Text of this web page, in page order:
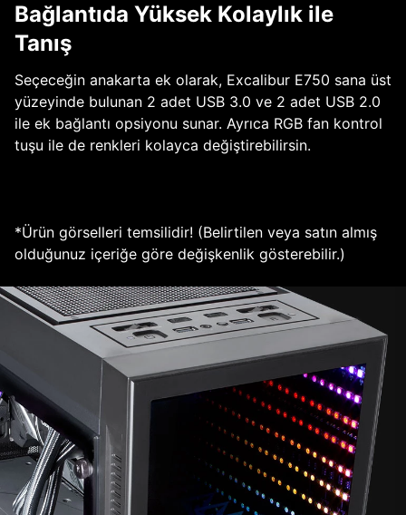
Bağlantıda Yüksek Kolaylık ile
Tanış
Seçeceğin anakarta ek olarak, Excalibur E750 sana üst
yüzeyinde bulunan 2 adet USB 3.0 ve 2 adet USB 2.0
ile ek bağlantı opsiyonu sunar. Ayrıca RGB fan kontrol
tuşu ile de renkleri kolayca değiştirebilirsin.
*Ürün görselleri temsilidir! (Belirtilen veya satın almış
olduğunuz içeriğe göre değişkenlik gösterebilir.)